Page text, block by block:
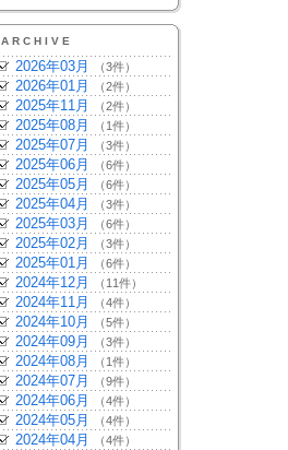
ARCHIVE
2026年03月 （3件）
2026年01月 （2件）
2025年11月 （2件）
2025年08月 （1件）
2025年07月 （3件）
2025年06月 （6件）
2025年05月 （6件）
2025年04月 （3件）
2025年03月 （6件）
2025年02月 （3件）
2025年01月 （6件）
2024年12月 （11件）
2024年11月 （4件）
2024年10月 （5件）
2024年09月 （3件）
2024年08月 （1件）
2024年07月 （9件）
2024年06月 （4件）
2024年05月 （4件）
2024年04月 （4件）